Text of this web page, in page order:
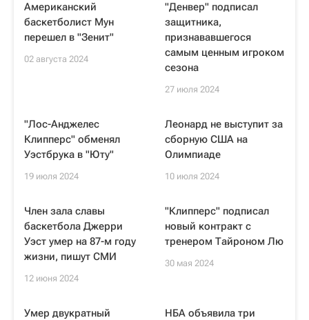
Американский
баскетболист Мун
перешел в "Зенит"
02 августа 2024
"Денвер" подписал
защитника,
признававшегося
самым ценным игроком
сезона
27 июля 2024
"Лос-Анджелес
Клипперс" обменял
Уэстбрука в "Юту"
19 июля 2024
Леонард не выступит за
сборную США на
Олимпиаде
10 июля 2024
Член зала славы
баскетбола Джерри
Уэст умер на 87-м году
жизни, пишут СМИ
12 июня 2024
"Клипперс" подписал
новый контракт с
тренером Тайроном Лю
30 мая 2024
Умер двукратный
НБА объявила три